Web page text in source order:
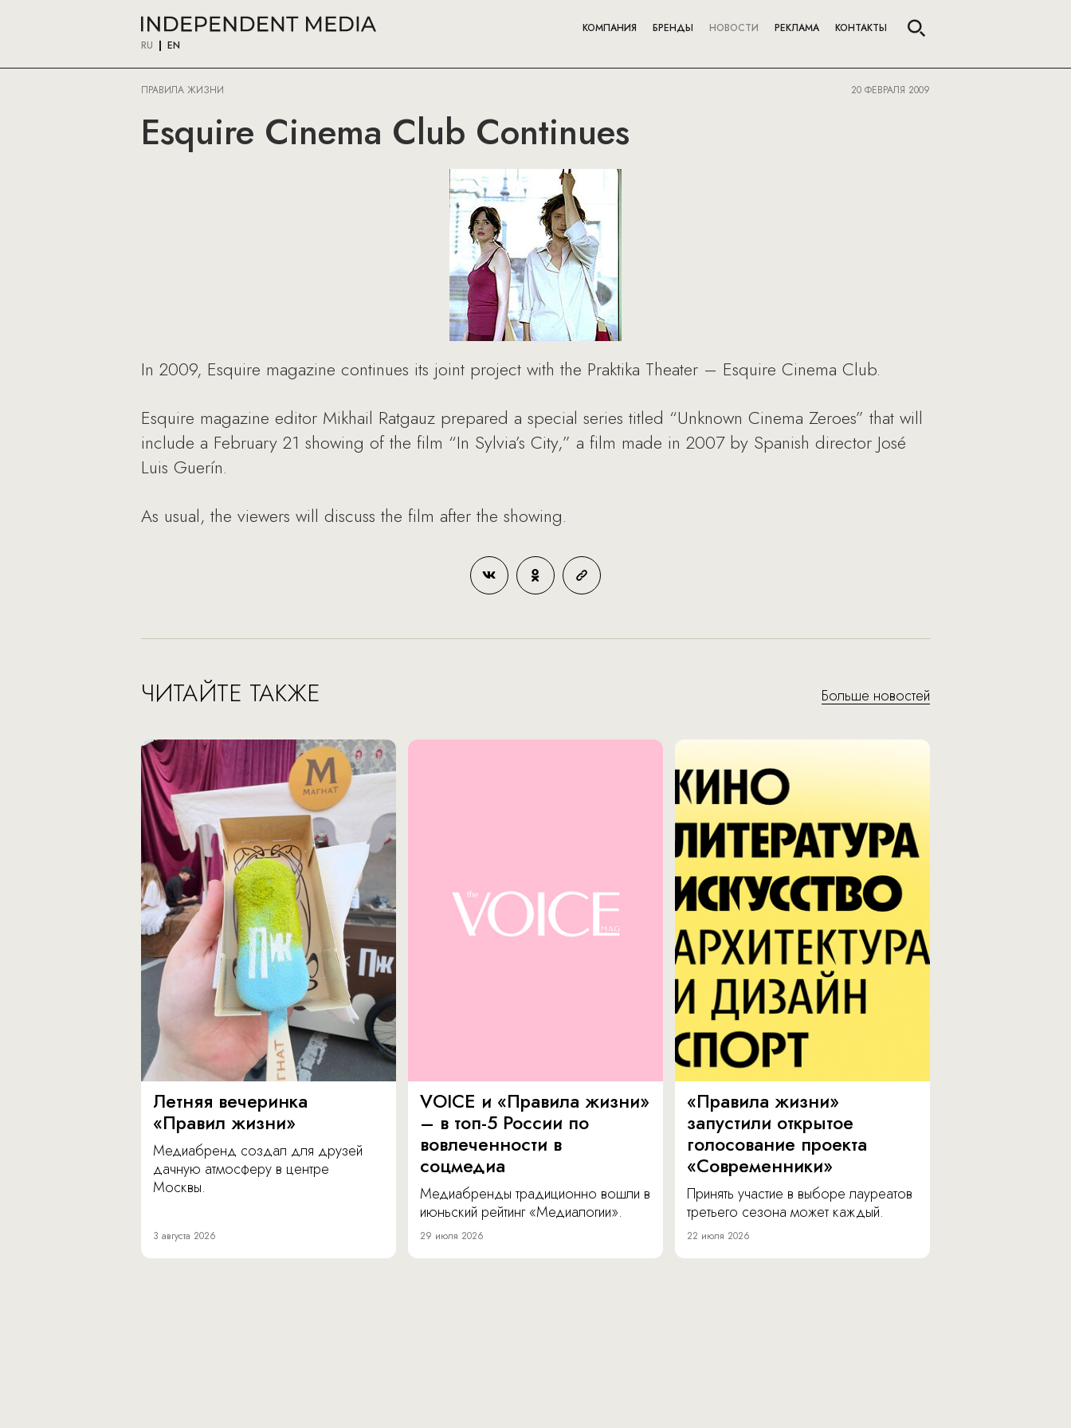
RU EN
КОМПАНИЯ БРЕНДЫ НОВОСТИ РЕКЛАМА КОНТАКТЫ
ПРАВИЛА ЖИЗНИ 20 ФЕВРАЛЯ 2009
Esquire Cinema Club Continues
In 2009, Esquire magazine continues its joint project with the Praktika Theater – Esquire Cinema Club.
Esquire magazine editor Mikhail Ratgauz prepared a special series titled “Unknown Cinema Zeroes” that will
include a February 21 showing of the film “In Sylvia’s City,” a film made in 2007 by Spanish director José
Luis Guerín.
As usual, the viewers will discuss the film after the showing.
ЧИТАЙТЕ ТАКЖЕ Больше новостей
Летняя вечеринка
«Правил жизни»
Медиабренд создал для друзей
дачную атмосферу в центре
Москвы.
3 августа 2026
VOICE и «Правила жизни»
– в топ-5 России по
вовлеченности в
соцмедиа
Медиабренды традиционно вошли в
июньский рейтинг «Медиалогии».
29 июля 2026
«Правила жизни»
запустили открытое
голосование проекта
«Современники»
Принять участие в выборе лауреатов
третьего сезона может каждый.
22 июля 2026